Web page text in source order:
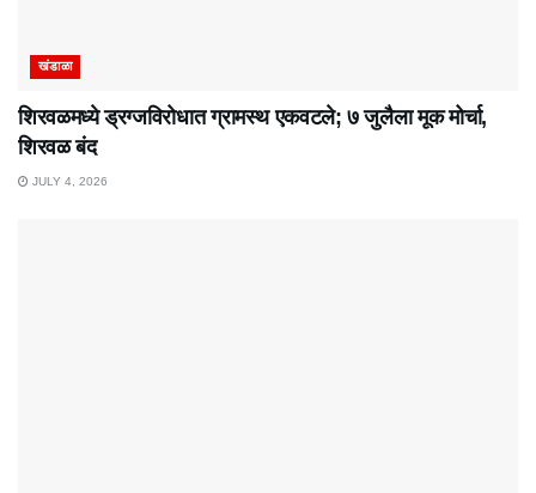
खंडाळा
शिरवळमध्ये ड्रग्जविरोधात ग्रामस्थ एकवटले; ७ जुलैला मूक मोर्चा,
शिरवळ बंद
JULY 4, 2026